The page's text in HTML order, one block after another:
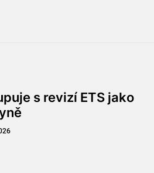
s revizí ETS jako